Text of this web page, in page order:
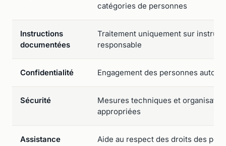
catégories de personnes
Instructions
documentées
Traitement uniquement sur
responsable
Confidentialité Engagement des personnes
Sécurité
Mesures techniques et
appropriées
Assistance Aide au respect des droits des